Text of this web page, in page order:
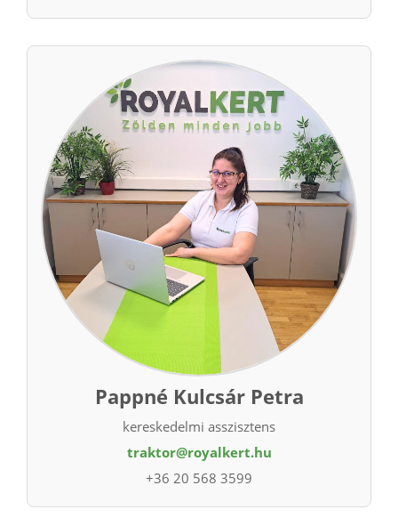
Pappné Kulcsár Petra
kereskedelmi asszisztens
traktor@royalkert.hu
+36 20 568 3599